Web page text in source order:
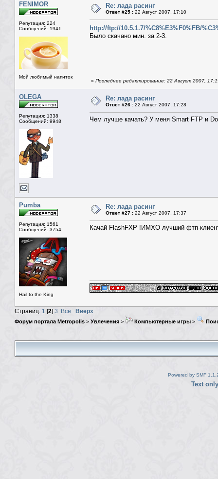
FENIMOR
Репутация: 224
Сообщений: 1941
Мой любимый напиток
Re: лада расинг
Ответ #25 : 22 Август 2007, 17:10
http://ftp://10.5.1.7/%C8%E3%F0%FB/
Было скачано мин. за 2-3.
« Последнее редактирование: 22 Август 2007,
OLEGA
Репутация: 1338
Сообщений: 9948
Re: лада расинг
Ответ #26 : 22 Август 2007, 17:28
Чем лучше качать? У меня Smart FTP и
Pumba
Репутация: 1561
Сообщений: 3754
Hail to the King
Re: лада расинг
Ответ #27 : 22 Август 2007, 17:37
Качай FlashFXP !ИМХО лучший фтп-
Страниц: 1 [2] 3 Все Вверх
Форум портала Metropolis > Увлечения > Компьютерные игры >
Powered by SMF
Text